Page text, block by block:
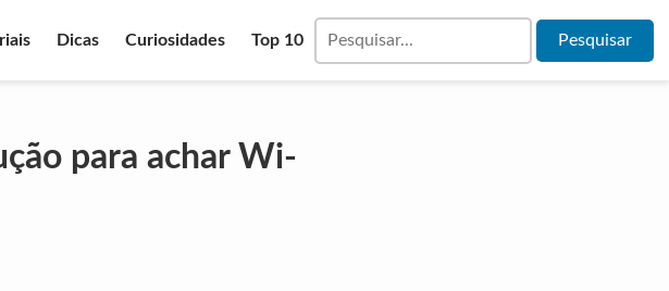
Dicas Curiosidades Top 10
para achar Wi-